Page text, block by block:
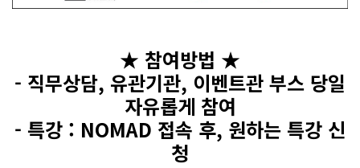
★ 참여방법 ★
- 직무상담, 유관기관, 이벤트관 부스 당일
자유롭게 참여
- 특강 : NOMAD 접속 후, 원하는 특강 신
청